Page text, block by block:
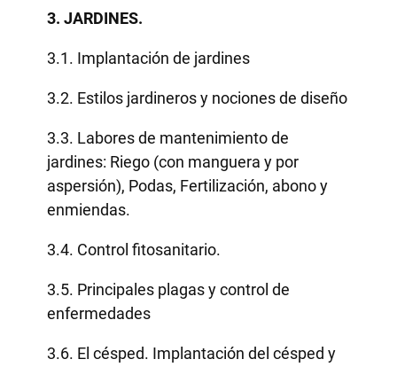
3. JARDINES.
3.1. Implantación de jardines
3.2. Estilos jardineros y nociones de diseño
3.3. Labores de mantenimiento de
jardines: Riego (con manguera y por
aspersión), Podas, Fertilización, abono y
enmiendas.
3.4. Control fitosanitario.
3.5. Principales plagas y control de
enfermedades
3.6. El césped. Implantación del césped y